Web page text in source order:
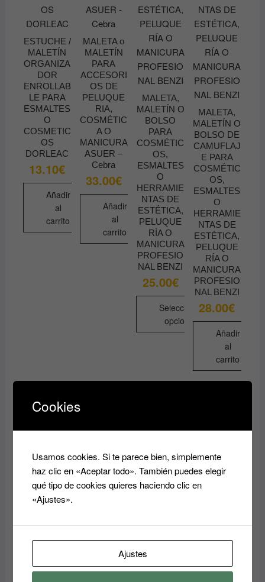
ESTUCHE /
MALETÍN
ORGANIZA
DOR
ENROLLAB
LE PARA
ESMALTES
O
COSMETIC
OS
DORLEAC
13.10€
Añadir
al
carrito
MALETA o
MALETÍN
PARA
ACCESORI
OS DE
PELUQUE
RIA,
COSMÉTIC
A O
MANICURA
ASUER –
Cebra
33.00€
Añadir
al
carrito
MALETA,
MALETÍN O
BOLSO
PARA
COSMÉTIC
OS,
ESMALTES
O
HERRAMIE
NTAS DE
ESTÉTICA,
PELUQUE
RÍA O
MANICURA
PROFESIO
NAL BENZI
25.00€
Seleccionar
opciones
múltiples
pueden
elegir
en
de
producto
MALETA,
MALETÍN O
BOLSO DE
CAMUFLAJ
E PARA
COSMÉTIC
OS,
ESMALTES
O
HERRAMIE
NTAS DE
ESTÉTICA,
PELUQUE
RÍA O
MANICURA
PROFESIO
NAL BENZI
28.00€
Añadir
al
carrito
MALETIN
RETRO
SMALL
OS,
ESMALTES
O MALETA
HERRAMIE
MALETA o
ACCESORI
COSMÉTIC
Cookies
Usamos cookies. Si te parece bien, simplemente
haz clic en «Aceptar todo». También puedes elegir
qué tipo de cookies quieres haciendo clic en
«Ajustes».
Ajustes